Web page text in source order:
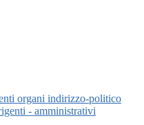
organi indirizzo-politico
- amministrativi